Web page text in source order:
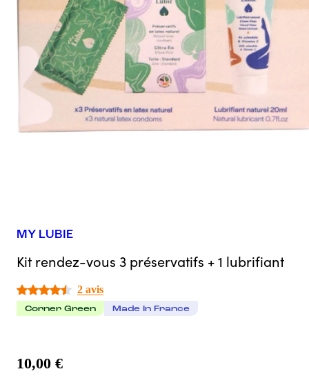
MY LUBIE
Kit rendez-vous 3 préservatifs + 1 lubrifiant
2 avis
Corner Green Made In France
10,00 €